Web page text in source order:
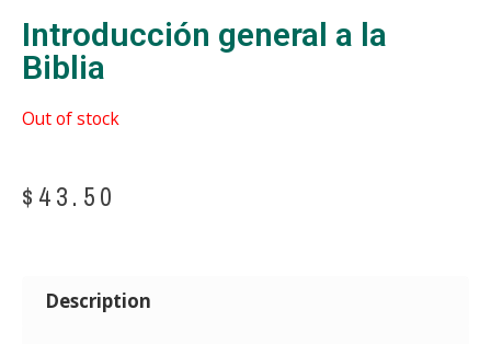
Introducción general a la
Biblia
Out of stock
$ 43.50
Description